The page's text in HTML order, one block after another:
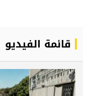
قائمة الفيديو